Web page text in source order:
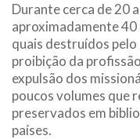
Durante cerca de 20
aproximadamente
quais destruídos
proibição da
expulsão dos
poucos volumes que
preservados em
países.